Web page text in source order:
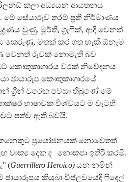
කලා අධ්‍යයන ආයතනය
මේ සේයාරුව තරම් ප්‍රති නිර්මාණය
වුණු, මූර්ති, ග්‍රැෆික්, ආදී වෙනත්
මතක් කර ගත හැකි ඕනෑම
වෙනත් රුවක් නොමැති බව
කෞතුකාගාරය වරක් නිවේදනය
ඡායාරූප කෞතුකාගාරයේ
ග්‍රීන් වරෙක පවසා තිබුණේ මේ
භාෂාවක විශ්වයට ම වැටහී
පත්ව ඇති බවයි.
ප්‍රයෝජනයක් නොවෙතත්
වාක්‍ය දෙක ද නොකපා ඉතිරි කරමි.
(Guerrillero Heroico) යන නමින්
ඡායාරූපය කියුබා විප්ලවයේදී ෆිදෙල්